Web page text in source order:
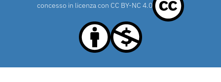
concesso in licenza con CC BY-NC 4.0